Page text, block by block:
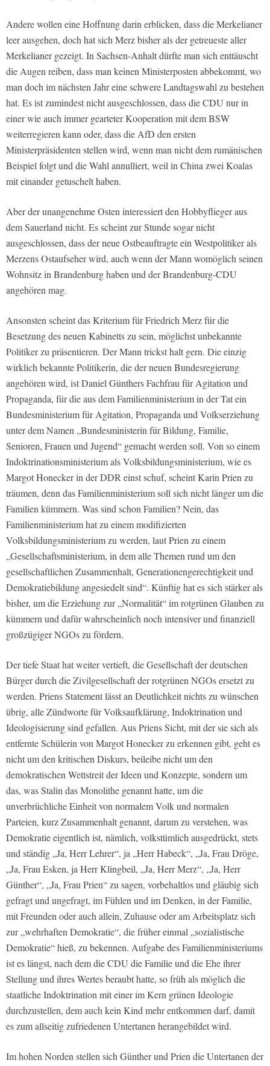
Andere wollen eine Hoffnung darin erblicken, dass die Merkelianer
leer ausgehen, doch hat sich Merz bisher als der getreueste aller
Merkelianer gezeigt. In Sachsen-Anhalt dürfte man sich enttäuscht
die Augen reiben, dass man keinen Ministerposten abbekommt, wo
man doch im nächsten Jahr eine schwere Landtagswahl zu bestehen
hat. Es ist zumindest nicht ausgeschlossen, dass die CDU nur in
einer wie auch immer gearteter Kooperation mit dem BSW
weiterregieren kann oder, dass die AfD den ersten
Ministerpräsidenten stellen wird, wenn man nicht dem rumänischen
Beispiel folgt und die Wahl annulliert, weil in China zwei Koalas
mit einander getuschelt haben.
Aber der unangenehme Osten interessiert den Hobbyflieger aus
dem Sauerland nicht. Es scheint zur Stunde sogar nicht
ausgeschlossen, dass der neue Ostbeauftragte ein Westpolitiker als
Merzens Ostaufseher wird, auch wenn der Mann womöglich seinen
Wohnsitz in Brandenburg haben und der Brandenburg-CDU
angehören mag.
Ansonsten scheint das Kriterium für Friedrich Merz für die
Besetzung des neuen Kabinetts zu sein, möglichst unbekannte
Politiker zu präsentieren. Der Mann trickst halt gern. Die einzig
wirklich bekannte Politikerin, die der neuen Bundesregierung
angehören wird, ist Daniel Günthers Fachfrau für Agitation und
Propaganda, für die aus dem Familienministerium in der Tat ein
Bundesministerium für Agitation, Propaganda und Volkserziehung
unter dem Namen „Bundesministerin für Bildung, Familie,
Senioren, Frauen und Jugend“ gemacht werden soll. Von so einem
Indoktrinationsministerium als Volksbildungsministerium, wie es
Margot Honecker in der DDR einst schuf, scheint Karin Prien zu
träumen, denn das Familienministerium soll sich nicht länger um die
Familien kümmern. Was sind schon Familien? Nein, das
Familienministerium hat zu einem modifizierten
Volksbildungsministerium zu werden, laut Prien zu einem
„Gesellschaftsministerium, in dem alle Themen rund um den
gesellschaftlichen Zusammenhalt, Generationengerechtigkeit und
Demokratiebildung angesiedelt sind“. Künftig hat es sich stärker als
bisher, um die Erziehung zur „Normalität“ im rotgrünen Glauben zu
kümmern und dafür wahrscheinlich noch intensiver und finanziell
großzügiger NGOs zu fördern.
Der tiefe Staat hat weiter vertieft, die Gesellschaft der deutschen
Bürger durch die Zivilgesellschaft der rotgrünen NGOs ersetzt zu
werden. Priens Statement lässt an Deutlichkeit nichts zu wünschen
übrig, alle Zündworte für Volksaufklärung, Indoktrination und
Ideologisierung sind gefallen. Aus Priens Sicht, mit der sie sich als
entfernte Schülerin von Margot Honecker zu erkennen gibt, geht es
nicht um den kritischen Diskurs, beileibe nicht um den
demokratischen Wettstreit der Ideen und Konzepte, sondern um
das, was Stalin das Monolithe genannt hatte, um die
unverbrüchliche Einheit von normalem Volk und normalen
Parteien, kurz Zusammenhalt genannt, darum zu verstehen, was
Demokratie eigentlich ist, nämlich, volkstümlich ausgedrückt, stets
und ständig „Ja, Herr Lehrer“, ja „Herr Habeck“, „Ja, Frau Dröge,
„Ja, Frau Esken, ja Herr Klingbeil, „Ja, Herr Merz“, „Ja, Herr
Günther“, „Ja, Frau Prien“ zu sagen, vorbehaltlos und gläubig sich
gefragt und ungefragt, im Fühlen und im Denken, in der Familie,
mit Freunden oder auch allein, Zuhause oder am Arbeitsplatz sich
zur „wehrhaften Demokratie“, die früher einmal „sozialistische
Demokratie“ hieß, zu bekennen. Aufgabe des Familienministeriums
ist es längst, nach dem die CDU die Familie und die Ehe ihrer
Stellung und ihres Wertes beraubt hatte, so früh als möglich die
staatliche Indoktrination mit einer im Kern grünen Ideologie
durchzustellen, dem auch kein Kind mehr entkommen darf, damit
es zum allseitig zufriedenen Untertanen herangebildet wird.
Im hohen Norden stellen sich Günther und Prien die Untertanen der